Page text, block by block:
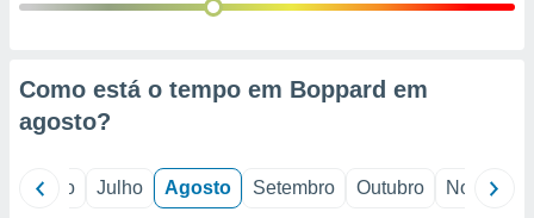
e
de
Como está o tempo em Boppard em
agosto?
Junho Julho Agosto Setembro Outubro Novembro